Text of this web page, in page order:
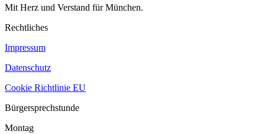
Mit Herz und Verstand für München.
Rechtliches
Impressum
Datenschutz
Cookie Richtlinie EU
Bürgersprechstunde
Montag